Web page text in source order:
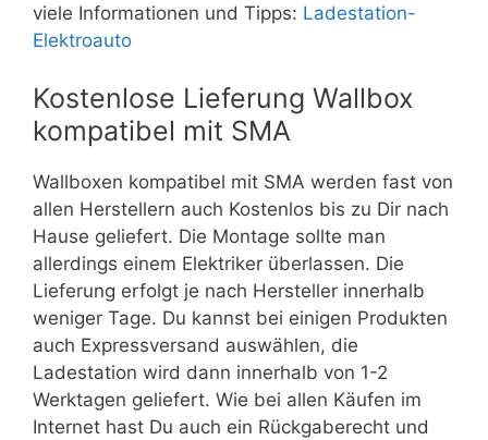
viele Informationen und Tipps: Ladestation-
Elektroauto
Kostenlose Lieferung Wallbox
kompatibel mit SMA
Wallboxen kompatibel mit SMA werden fast von
allen Herstellern auch Kostenlos bis zu Dir nach
Hause geliefert. Die Montage sollte man
allerdings einem Elektriker überlassen. Die
Lieferung erfolgt je nach Hersteller innerhalb
weniger Tage. Du kannst bei einigen Produkten
auch Expressversand auswählen, die
Ladestation wird dann innerhalb von 1-2
Werktagen geliefert. Wie bei allen Käufen im
Internet hast Du auch ein Rückgaberecht und